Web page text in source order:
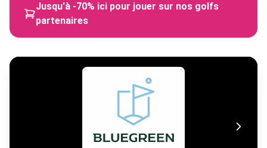
Jusqu'à -70% ici pour jouer sur nos golfs
partenaires